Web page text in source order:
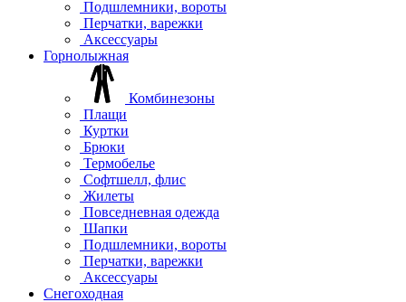
Подшлемники, вороты
Перчатки, варежки
Аксессуары
Горнолыжная
Комбинезоны
Плащи
Куртки
Брюки
Термобелье
Софтшелл, флис
Жилеты
Повседневная одежда
Шапки
Подшлемники, вороты
Перчатки, варежки
Аксессуары
Снегоходная